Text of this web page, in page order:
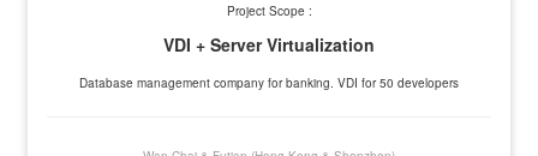
Project Scope :
VDI + Server Virtualization
Database management company for banking. VDI for 50 developers